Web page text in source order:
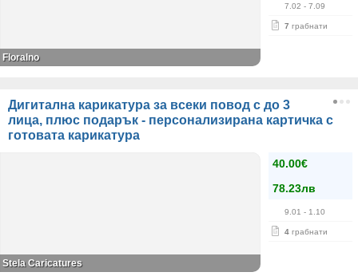
7.02 - 7.09
7 грабнати
Floralno
Дигитална карикатура за всеки повод с до 3
лица, плюс подарък - персонализирана картичка с
готовата карикатура
40.00€
78.23лв
9.01 - 1.10
4 грабнати
Stela Caricatures